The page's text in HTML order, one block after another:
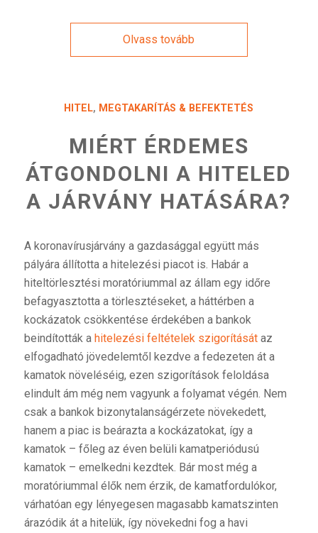
Olvass tovább
HITEL, MEGTAKARÍTÁS & BEFEKTETÉS
MIÉRT ÉRDEMES
ÁTGONDOLNI A HITELED
A JÁRVÁNY HATÁSÁRA?
A koronavírusjárvány a gazdasággal együtt más
pályára állította a hitelezési piacot is. Habár a
hiteltörlesztési moratóriummal az állam egy időre
befagyasztotta a törlesztéseket, a háttérben a
kockázatok csökkentése érdekében a bankok
beindították a hitelezési feltételek szigorításátaz
elfogadható jövedelemtől kezdve a fedezeten át a
kamatok növeléséig, ezen szigorítások feloldása
elindult ám még nem vagyunk a folyamat végén. Nem
csak a bankok bizonytalanságérzete növekedett,
hanem a piac is beárazta a kockázatokat, így a
kamatok – főleg az éven belüli kamatperiódusú
kamatok – emelkedni kezdtek. Bár most még a
moratóriummal élők nem érzik, de kamatfordulókor,
várhatóan egy lényegesen magasabb kamatszinten
árazódik át a hitelük, így növekedni fog a havi